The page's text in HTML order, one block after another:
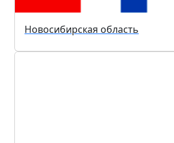
Новосибирская область